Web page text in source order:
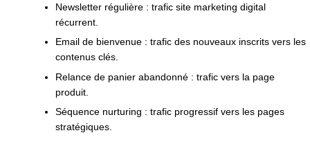
Newsletter régulière : trafic site marketing digital
récurrent.
Email de bienvenue : trafic des nouveaux inscrits vers les
contenus clés.
Relance de panier abandonné : trafic vers la page
produit.
Séquence nurturing : trafic progressif vers les pages
stratégiques.